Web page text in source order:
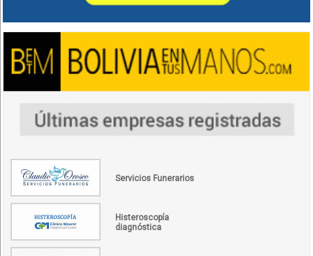
Servicios Funerarios
Histeroscopía
diagnóstica